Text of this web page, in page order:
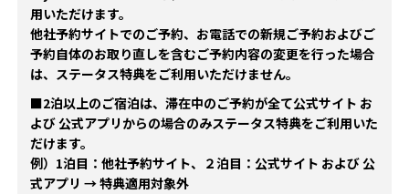
用いただけます。
他社予約サイトでのご予約、お電話での新規ご予約およびご
予約自体のお取り直しを含むご予約内容の変更を行った場合
は、ステータス特典をご利用いただけません。
■2泊以上のご宿泊は、滞在中のご予約が全て公式サイト お
よび 公式アプリからの場合のみステータス特典をご利用いた
だけます。
例）1泊目：他社予約サイト、２泊目：公式サイト および 公
式アプリ → 特典適用対象外